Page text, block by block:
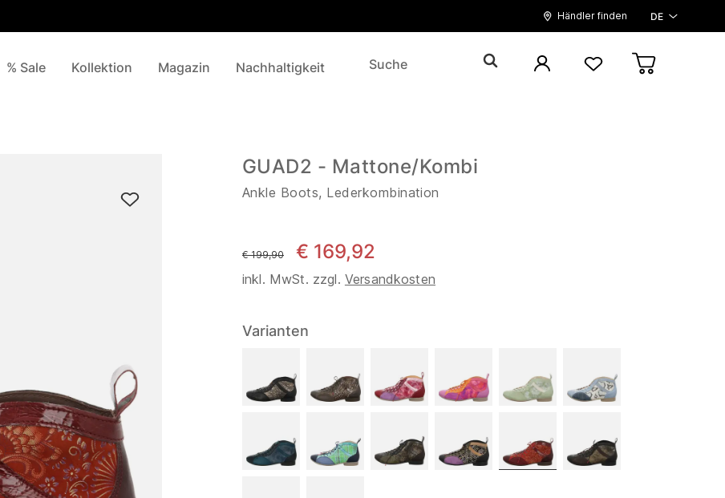
Händler finden DE
% Sale Kollektion Magazin Nachhaltigkeit
GUAD2 - Mattone/Kombi
Ankle Boots, Lederkombination
statt
€ 199,90 € 169,92
inkl. MwSt. zzgl. Versandkosten
Varianten